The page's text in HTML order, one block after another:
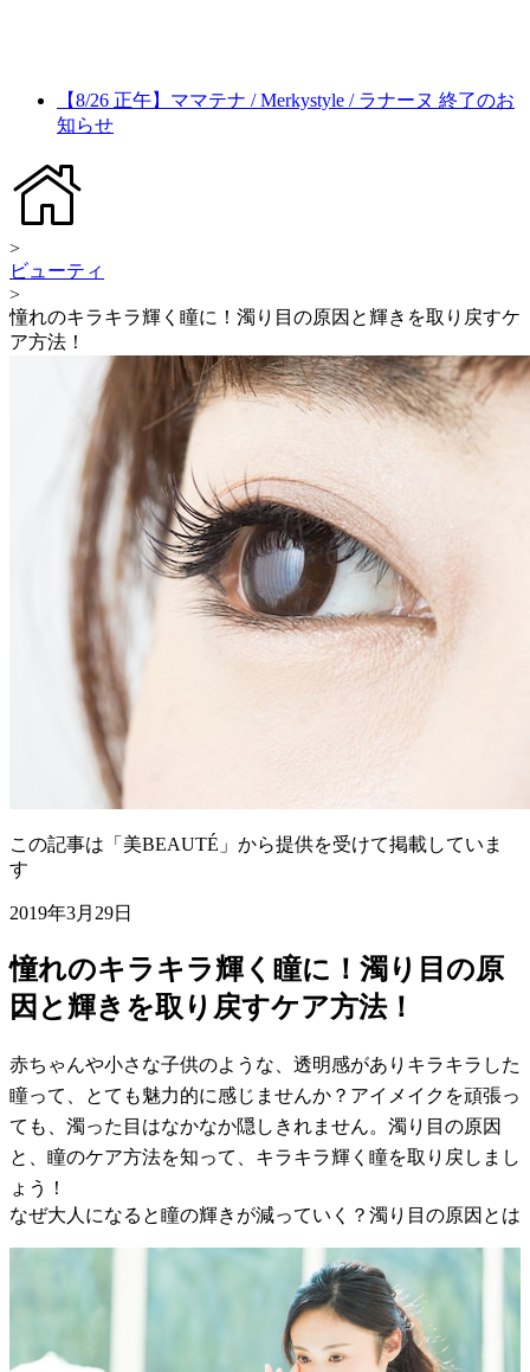
【8/26 正午】ママテナ / Merkystyle / ラナーヌ 終了のお
知らせ
>
ビューティ
>
憧れのキラキラ輝く瞳に！濁り目の原因と輝きを取り戻すケ
ア方法！
この記事は「美BEAUTÉ」から提供を受けて掲載していま
す
2019年3月29日
憧れのキラキラ輝く瞳に！濁り目の原
因と輝きを取り戻すケア方法！
赤ちゃんや小さな子供のような、透明感がありキラキラした
瞳って、とても魅力的に感じませんか？アイメイクを頑張っ
ても、濁った目はなかなか隠しきれません。濁り目の原因
と、瞳のケア方法を知って、キラキラ輝く瞳を取り戻しまし
ょう！
なぜ大人になると瞳の輝きが減っていく？濁り目の原因とは